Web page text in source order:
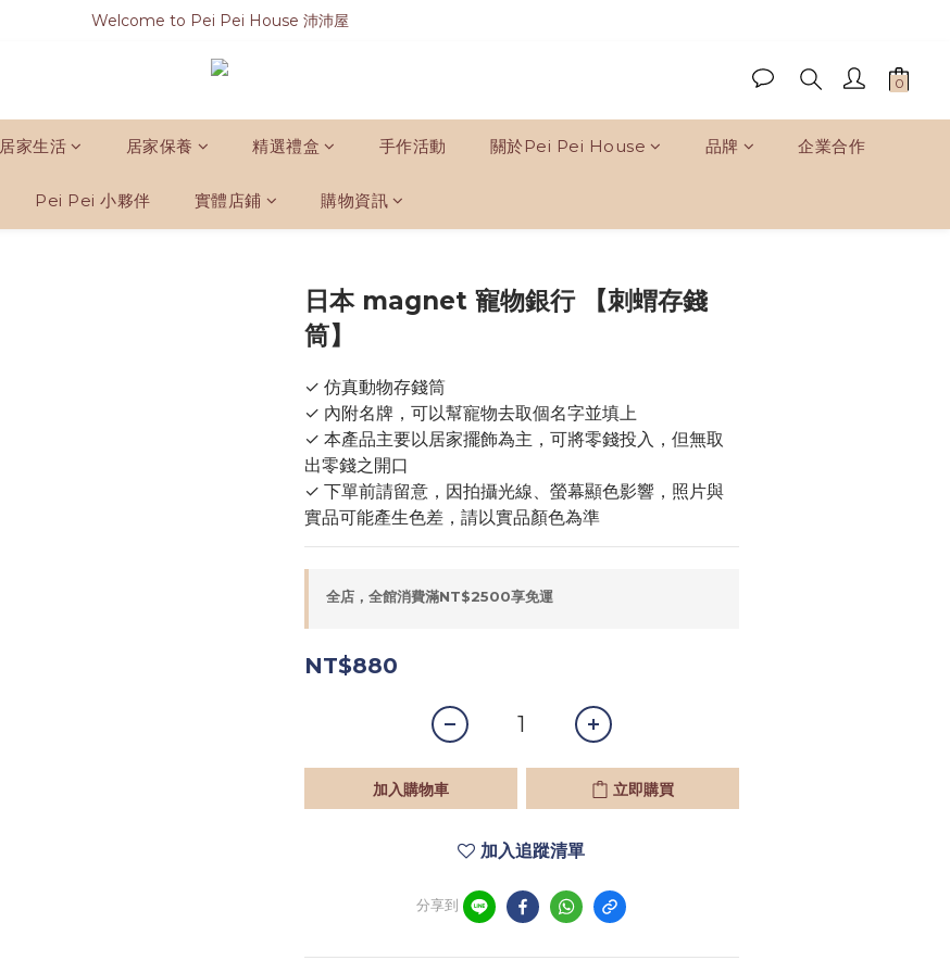
Welcome to Pei Pei House 沛沛屋
居家生活 居家保養 精選禮盒 手作活動 關於Pei Pei House 品牌 企業合作
Pei Pei 小夥伴 實體店鋪 購物資訊
日本 magnet 寵物銀行 【刺蝟存錢
筒】
✓ 仿真動物存錢筒
✓ 內附名牌，可以幫寵物去取個名字並填上
✓ 本產品主要以居家擺飾為主，可將零錢投入，但無取
出零錢之開口
✓ 下單前請留意，因拍攝光線、螢幕顯色影響，照片與
實品可能產生色差，請以實品顏色為準
全店，全館消費滿NT$2500享免運
NT$880
加入購物車 立即購買
加入追蹤清單
分享到